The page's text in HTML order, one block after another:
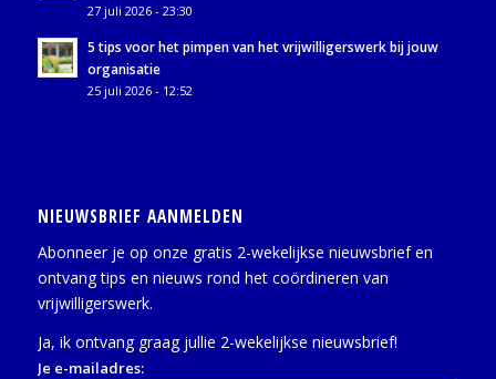
27 juli 2026 - 23:30
5 tips voor het pimpen van het vrijwilligerswerk bij jouw
organisatie
25 juli 2026 - 12:52
NIEUWSBRIEF AANMELDEN
Abonneer je op onze gratis 2-wekelijkse nieuwsbrief en
ontvang tips en nieuws rond het coördineren van
vrijwilligerswerk.
Ja, ik ontvang graag jullie 2-wekelijkse nieuwsbrief!
Je e-mailadres: